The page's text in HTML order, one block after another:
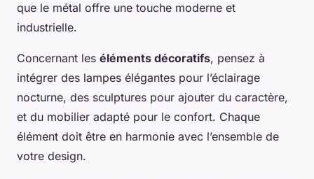
que le métal offre une touche moderne et
industrielle.
Concernant les éléments décoratifs, pensez à
intégrer des lampes élégantes pour l’éclairage
nocturne, des sculptures pour ajouter du caractère,
et du mobilier adapté pour le confort. Chaque
élément doit être en harmonie avec l’ensemble de
votre design.